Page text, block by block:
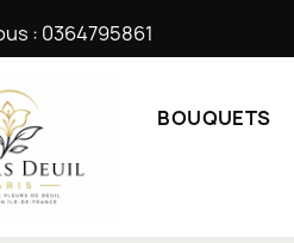
: 0364795861
BOUQUETS